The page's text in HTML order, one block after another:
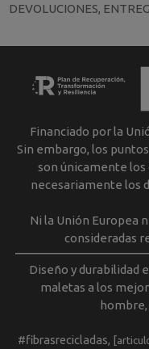
DEVOLUCIONES,
Financiado por la
Sin embargo, los
son únicamente
necesariamente los
Ni la Unión Europea
consideradas
Diseño y durabilidad
maletas a los
hombre,
#fibrasrecicladas